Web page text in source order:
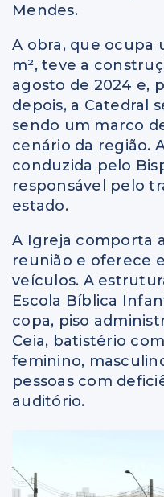
Mendes.
A obra, que ocupa
m², teve a
agosto de 2024 e,
depois, a Catedral
sendo um marco
cenário da região.
conduzida pelo
responsável pelo
estado.
A Igreja comporta
reunião e oferece
veículos. A
Escola Bíblica
copa, piso
Ceia, batistério
feminino,
pessoas com
auditório.